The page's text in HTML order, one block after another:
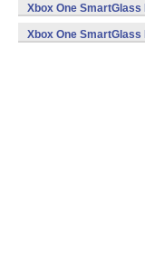
Xbox One
Xbox One